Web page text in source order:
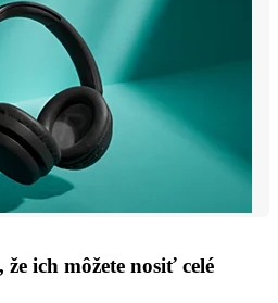
ich môžete nosiť celé